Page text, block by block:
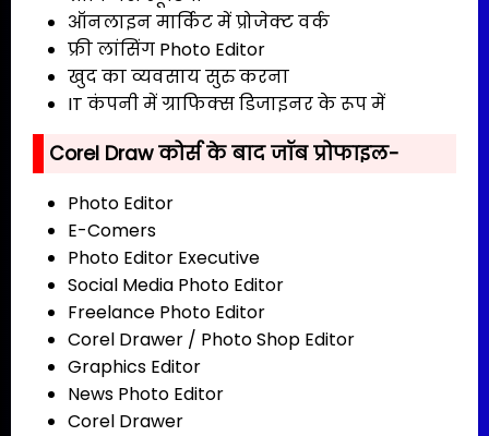
ऑनलाइन मार्किट में प्रोजेक्ट वर्क
फ्री लांसिंग Photo Editor
खुद का व्यवसाय सुरु करना
IT कंपनी में ग्राफिक्स डिजाइनर के रूप में
Corel Draw कोर्स के बाद जॉब प्रोफाइल-
Photo Editor
E-Comers
Photo Editor Executive
Social Media Photo Editor
Freelance Photo Editor
Corel Drawer / Photo Shop Editor
Graphics Editor
News Photo Editor
Corel Drawer